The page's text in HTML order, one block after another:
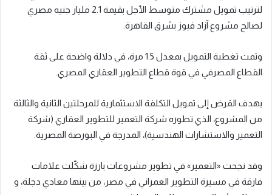
ا
لترتيب تمويل مشترك متوسط الأجل بقيمة 2.1 مليار جنيه مصري
لصالح مشروع آزاد فيوز بشرق القاهرة.
وتمت تغطية التمويل بمعدل 1.5 مرة، في دلالة واضحة على ثقة
القطاع المصرفي في قوة قطاع التطوير العقاري المصري.
يهدف القرض إلى تمويل التكلفة الاستثمارية للمرحلتين الثانية والثالثة
من المشروع، الذي تطوره شركة التعمير للتطوير العقاري (شركة
التعمير والاستشارات الهندسية)، المدرجة في البورصة المصرية.
وقد نجحت «التعمير» في تطوير مشروعات بارزة شكّلت علامات
فارقة في مسيرة التطوير العمراني في مصر، من بينها معادي دجلة، و